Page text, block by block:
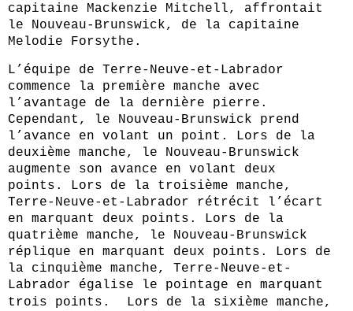
capitaine Mackenzie Mitchell, affrontait
le Nouveau-Brunswick, de la capitaine
Melodie Forsythe.
L’équipe de Terre-Neuve-et-Labrador
commence la première manche avec
l’avantage de la dernière pierre.
Cependant, le Nouveau-Brunswick prend
l’avance en volant un point. Lors de la
deuxième manche, le Nouveau-Brunswick
augmente son avance en volant deux
points. Lors de la troisième manche,
Terre-Neuve-et-Labrador rétrécit l’écart
en marquant deux points. Lors de la
quatrième manche, le Nouveau-Brunswick
réplique en marquant deux points. Lors de
la cinquième manche, Terre-Neuve-et-
Labrador égalise le pointage en marquant
trois points.
Lors de la sixième manche,